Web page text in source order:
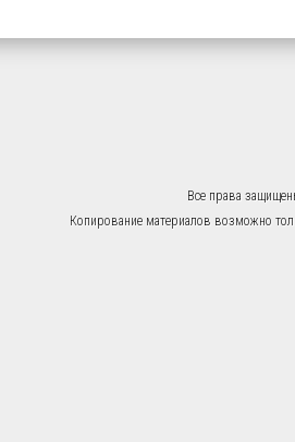
Все права
Копирование материалов возможно